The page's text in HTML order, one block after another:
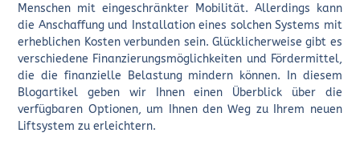
Menschen mit eingeschränkter Mobilität. Allerdings kann
die Anschaffung und Installation eines solchen Systems mit
erheblichen Kosten verbunden sein. Glücklicherweise gibt es
verschiedene Finanzierungsmöglichkeiten und Fördermittel,
die die finanzielle Belastung mindern können. In diesem
Blogartikel geben wir Ihnen einen Überblick über die
verfügbaren Optionen, um Ihnen den Weg zu Ihrem neuen
Liftsystem zu erleichtern.